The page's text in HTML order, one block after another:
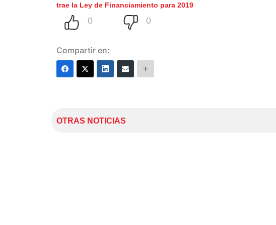
trae la Ley de Financiamiento para 2019
Compartir en:
OTRAS NOTICIAS